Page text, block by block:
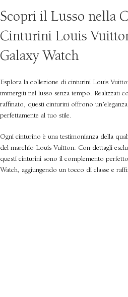
Scopri il Lusso nella
Cinturini Louis
Galaxy Watch
Esplora la collezione di cinturini Louis
immergiti nel lusso senza tempo. Realizzati
raffinato, questi cinturini offrono
perfettamente al tuo stile.
Ogni cinturino è una testimonianza della
del marchio Louis Vuitton. Con dettagli
questi cinturini sono il complemento
Watch, aggiungendo un tocco di classe e